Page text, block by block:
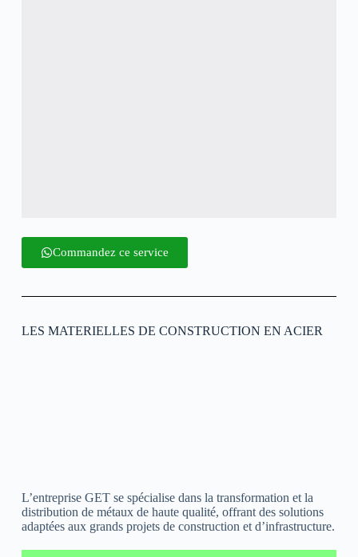
Commandez ce service
LES MATERIELLES DE CONSTRUCTION EN ACIER
L’entreprise GET se spécialise dans la transformation et la
distribution de métaux de haute qualité, offrant des solutions
adaptées aux grands projets de construction et d’infrastructure.